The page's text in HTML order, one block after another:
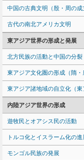
中国の古典文明（殷・周の成
古代の南北アメリカ文明
東アジア世界の形成と発展
北方民族の活動と中国の分裂
東アジア文化圏の形成（隋・
東アジア諸地域の自立化（東
内陸アジア世界の形成
遊牧民とオアシス民の活動
トルコ化とイスラーム化の進
モンゴル民族の発展